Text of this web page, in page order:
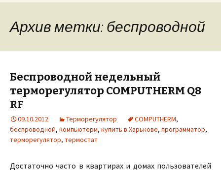
Архив метки: беспроводной
Беспроводной недельный
терморегулятор COMPUTHERM Q8
RF
09.10.2012 Терморегулятор COMPUTHERM,
беспроводной, компьютерм, купить в Харькове, программатор,
терморегулятор, термостат
Достаточно часто в квартирах и домах пользователей